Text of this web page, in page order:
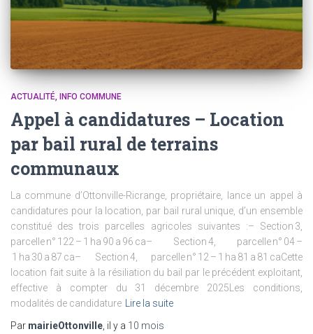
ACTUALITÉ INFO COMMUNE
Appel à candidatures – Location
par bail rural de terrains
communaux
La commune d’Ottonville-Ricrange, propriétaire, lance un appel à
candidatures pour la location, par bail rural unique, d’un ensemble
constitué des trois parcelles agricoles suivantes :– Section 3,
parcelle n° 122 – 1 ha 90 a 96 ca– Section 4, parcelle n° 04 –
1 ha 30 a 87 ca– Section 4, parcelle n° 12 – 1 ha 81 a 81 caCette
location fait suite à la résiliation du bail par le précédent exploitant,
effective à compter du 31 décembre 2025Les conditions,
modalités de candidature
Lire la suite
Par mairieOttonville , il y a 10 mois